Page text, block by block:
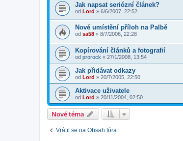
Jak napsat seriózní článek?
od Lord » 6/6/2007, 22:52
Nové umístění příloh na Palbě
od sa58 » 8/7/2006, 22:28
Kopírování článků a fotografií
od prorock » 27/1/2008, 13:54
Jak přidávat odkazy
od Lord » 20/7/2005, 22:50
Aktivace uživatele
od Lord » 20/11/2004, 02:50
Nové téma
Vrátit se na Obsah fóra